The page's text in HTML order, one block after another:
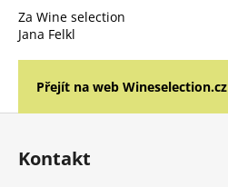
Za Wine selection
Jana Felkl
Přejít na web Wineselection.cz
VELTLÍNSKÉ
ZELENÉ
RŮŽENY
250
Z
Kontakt